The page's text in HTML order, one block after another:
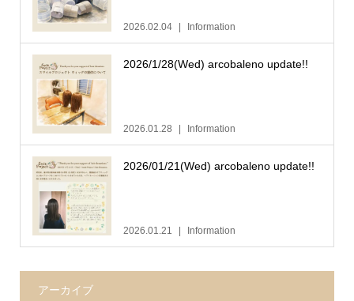
2026.02.04 Information
2026/1/28(Wed) arcobaleno update!!
2026.01.28 Information
2026/01/21(Wed) arcobaleno update!!
2026.01.21 Information
アーカイブ